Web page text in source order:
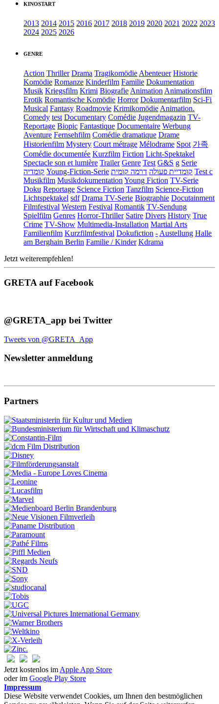
KINOSTART
2013 2014 2015 2016 2017 2018 2019 2020 2021 2022 2023
2024 2025 2026
GENRE
Action Thriller Drama Tragikomödie Abenteuer Historie
Komödie Romanze Kinderfilm Familie Dokumentation
Musik Kriegsfilm Krimi Biografie Animation Animationsfilm
Erotik Romantische Komödie Horror Dokumentarfilm Sci-Fi
Musical Fantasy Roadmovie Krimikomödie Animation.
Comedy test Documentary Comédie Jugendmagazin TV-
Reportage Biopic Fantastique Documentaire Werbung
Aventure Fernsehfilm Comédie dramatique Drame
Historienfilm Mystery Court métrage Mélodrame Spot 가족
Comédie documentée Kurzfilm Fiction Licht-Spektakel
Spectacle son et lumière Trailer Genre Test G&S g Serie
קומדיה Young-Fiction-Serie קומדיית פעולה דרמה קומית
Test c
Musikfilm Musikdokumentation Young Fiction TV-Serie
Doku Reportage Science Fiction Tanzfilm Science-Fiction
Lichtspektakel sdf Drama TV-Serie Biographie Docutainment
Filmfestival Western Festival Romantik TV-Sendung
Spielfilm Genres Horror-Thriller Satire Divers History True
Crime TV-Show Multimedia-Installation Martial Arts
Familienfilm Kurzfilmfestival Dokufiction - Austellung Halle
am Berghain Berlin Familie / Kinder Kdrama
Jetzt weiterempfehlen!
GRETA auf Facebook
@GRETA_app bei Twitter
Tweets von @GRETA_App
Newsletter anmeldung
Partners
Jetzt kostenlos im Apple App Store
oder im Google Play Store
Impressum
Diese Website verwendet Cookies, um Ihnen den bestmöglichen